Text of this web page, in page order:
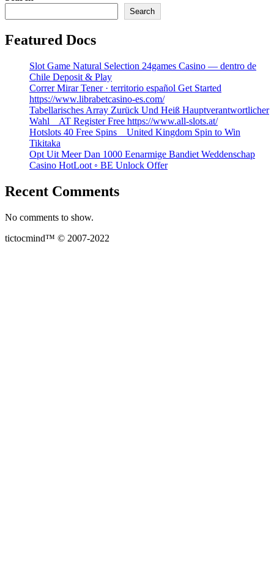
Search
Featured Docs
Slot Game Natural Selection 24games Casino — dentro de
Chile Deposit & Play
Correr Mirar Tener · territorio español Get Started
https://www.librabetcasino-es.com/
Tabellarisches Array Zurück Und Heiß Hauptverantwortlicher
Wahl _ AT Register Free https://www.all-slots.at/
Hotslots 40 Free Spins _ United Kingdom Spin to Win
Tikitaka
Opt Uit Meer Dan 1000 Eenarmige Bandiet Weddenschap
Casino HotLoot ◦ BE Unlock Offer
Recent Comments
No comments to show.
tictocmind™ © 2007-2022